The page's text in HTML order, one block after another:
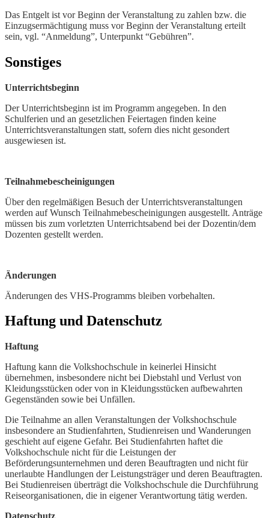
Das Entgelt ist vor Beginn der Veranstaltung zu zahlen bzw. die
Einzugsermächtigung muss vor Beginn der Veranstaltung erteilt
sein, vgl. “Anmeldung”, Unterpunkt “Gebühren”.
Sonstiges
Unterrichtsbeginn
Der Unterrichtsbeginn ist im Programm angegeben. In den
Schulferien und an gesetzlichen Feiertagen finden keine
Unterrichtsveranstaltungen statt, sofern dies nicht gesondert
ausgewiesen ist.
Teilnahmebescheinigungen
Über den regelmäßigen Besuch der Unterrichtsveranstaltungen
werden auf Wunsch Teilnahmebescheinigungen ausgestellt. Anträge
müssen bis zum vorletzten Unterrichtsabend bei der Dozentin/dem
Dozenten gestellt werden.
Änderungen
Änderungen des VHS-Programms bleiben vorbehalten.
Haftung und Datenschutz
Haftung
Haftung kann die Volkshochschule in keinerlei Hinsicht
übernehmen, insbesondere nicht bei Diebstahl und Verlust von
Kleidungsstücken oder von in Kleidungsstücken aufbewahrten
Gegenständen sowie bei Unfällen.
Die Teilnahme an allen Veranstaltungen der Volkshochschule
insbesondere an Studienfahrten, Studienreisen und Wanderungen
geschieht auf eigene Gefahr. Bei Studienfahrten haftet die
Volkshochschule nicht für die Leistungen der
Beförderungsunternehmen und deren Beauftragten und nicht für
unerlaubte Handlungen der Leistungsträger und deren Beauftragten.
Bei Studienreisen überträgt die Volkshochschule die Durchführung
Reiseorganisationen, die in eigener Verantwortung tätig werden.